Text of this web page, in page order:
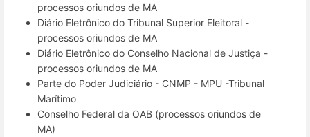
processos oriundos de MA
Diário Eletrônico do Tribunal Superior Eleitoral -
processos oriundos de MA
Diário Eletrônico do Conselho Nacional de Justiça -
processos oriundos de MA
Parte do Poder Judiciário - CNMP - MPU -Tribunal
Marítimo
Conselho Federal da OAB (processos oriundos de
MA)